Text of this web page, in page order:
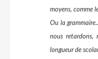
moyens, comme
Ou la
nous retardons,
longueur de